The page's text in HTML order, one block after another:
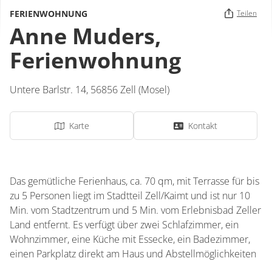
FERIENWOHNUNG Teilen
Anne Muders,
Ferienwohnung
Untere Barlstr. 14, 56856Zell (Mosel)
Karte Kontakt
Das gemütliche Ferienhaus, ca. 70 qm, mit Terrasse für bis
zu 5 Personen liegt im Stadtteil Zell/Kaimt und ist nur 10
Min. vom Stadtzentrum und 5 Min. vom Erlebnisbad Zeller
Land entfernt. Es verfügt über zwei Schlafzimmer, ein
Wohnzimmer, eine Küche mit Essecke, ein Badezimmer,
einen Parkplatz direkt am Haus und Abstellmöglichkeiten